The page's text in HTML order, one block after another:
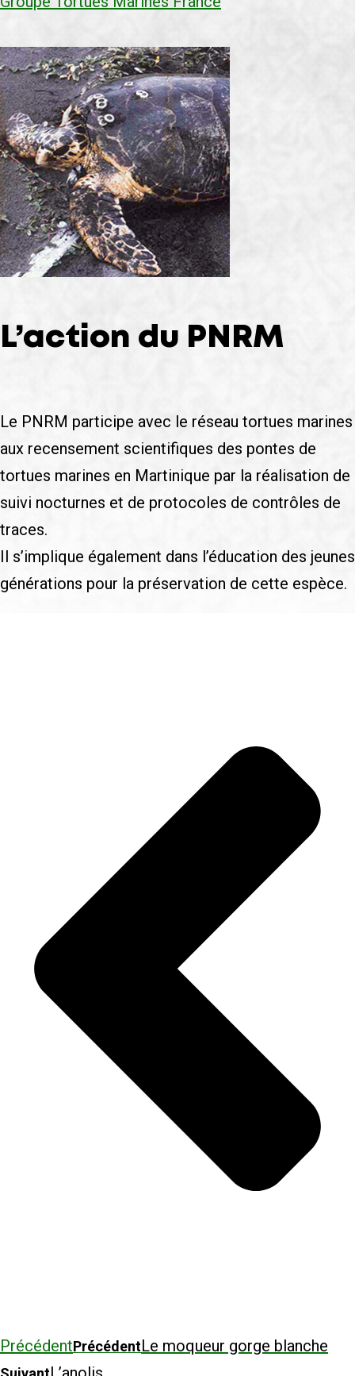
L’action du PNRM
Le PNRM participe avec le réseau tortues marines
aux recensement scientifiques des pontes de
tortues marines en Martinique par la réalisation de
suivi nocturnes et de protocoles de contrôles de
traces.
Il s’implique également dans l’éducation des jeunes
générations pour la préservation de cette espèce.
PrécédentPrécédentLe moqueur gorge blanche